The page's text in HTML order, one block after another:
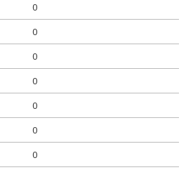
0
0
0
0
0
0
0